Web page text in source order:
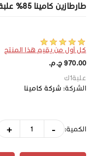
طارطازين كامينا 85% علبة1ك
كل أول من يقيم هذا المنتج
970.00 ج.م.‏
علبة1ك
الشركة: شركة كامينا
الكمية: -
+